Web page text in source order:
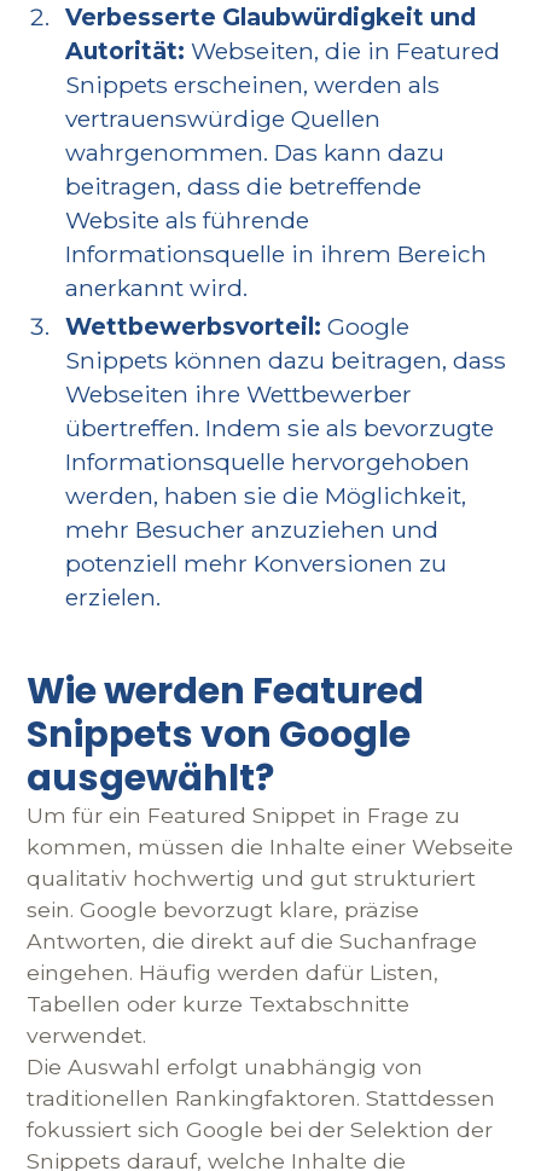
Verbesserte Glaubwürdigkeit und
Autorität: Webseiten, die in Featured
Snippets erscheinen, werden als
vertrauenswürdige Quellen
wahrgenommen. Das kann dazu
beitragen, dass die betreffende
Website als führende
Informationsquelle in ihrem Bereich
anerkannt wird.
Wettbewerbsvorteil: Google
Snippets können dazu beitragen, dass
Webseiten ihre Wettbewerber
übertreffen. Indem sie als bevorzugte
Informationsquelle hervorgehoben
werden, haben sie die Möglichkeit,
mehr Besucher anzuziehen und
potenziell mehr Konversionen zu
erzielen.
Wie werden Featured
Snippets von Google
ausgewählt?
Um für ein Featured Snippet in Frage zu
kommen, müssen die Inhalte einer Webseite
qualitativ hochwertig und gut strukturiert
sein. Google bevorzugt klare, präzise
Antworten, die direkt auf die Suchanfrage
eingehen. Häufig werden dafür Listen,
Tabellen oder kurze Textabschnitte
verwendet.
Die Auswahl erfolgt unabhängig von
traditionellen Rankingfaktoren. Stattdessen
fokussiert sich Google bei der Selektion der
Snippets darauf, welche Inhalte die